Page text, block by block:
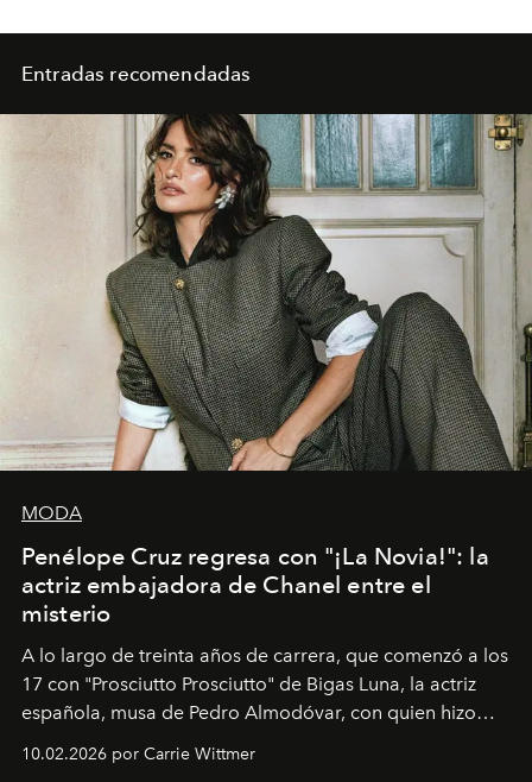
Entradas recomendadas
MODA
Penélope Cruz regresa con "¡La Novia!": la
actriz embajadora de Chanel entre el
misterio
A lo largo de treinta años de carrera, que comenzó a los
17 con "Prosciutto Prosciutto" de Bigas Luna, la actriz
española, musa de Pedro Almodóvar, con quien hizo
Barcelona", ha dividido su tiempo entre Europa y
10.02.2026 por Carrie Wittmer